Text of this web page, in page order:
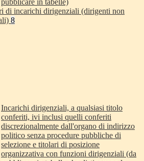
pubblicare in tabelle)
di incarichi dirigenziali (dirigenti non
8
Incarichi dirigenziali, a qualsiasi titolo
conferiti, ivi inclusi quelli conferiti
discrezionalmente dall'organo di indirizzo
politico senza procedure pubbliche di
selezione e titolari di posizione
organizzativa con funzioni dirigenziali (da